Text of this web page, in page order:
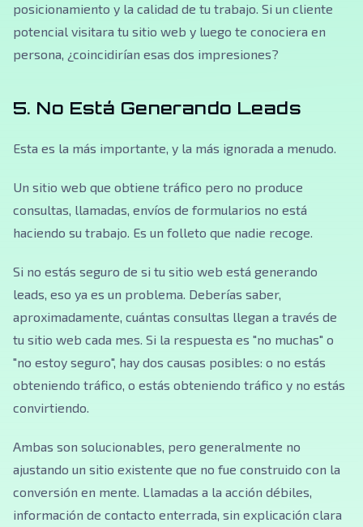
posicionamiento y la calidad de tu trabajo. Si un cliente
potencial visitara tu sitio web y luego te conociera en
persona, ¿coincidirían esas dos impresiones?
5. No Está Generando Leads
Esta es la más importante, y la más ignorada a menudo.
Un sitio web que obtiene tráfico pero no produce
consultas, llamadas, envíos de formularios no está
haciendo su trabajo. Es un folleto que nadie recoge.
Si no estás seguro de si tu sitio web está generando
leads, eso ya es un problema. Deberías saber,
aproximadamente, cuántas consultas llegan a través de
tu sitio web cada mes. Si la respuesta es "no muchas" o
"no estoy seguro", hay dos causas posibles: o no estás
obteniendo tráfico, o estás obteniendo tráfico y no estás
convirtiendo.
Ambas son solucionables, pero generalmente no
ajustando un sitio existente que no fue construido con la
conversión en mente. Llamadas a la acción débiles,
información de contacto enterrada, sin explicación clara